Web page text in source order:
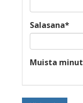
Salasana*
Muista minut